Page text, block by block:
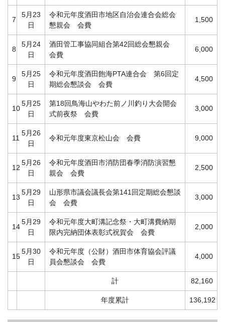
7
5月23
日
令和元年度酒田市地区自治会連合会総会
懇親会 会費
1,500
8
5月24
日
酒田管工事協同組合第42回総会懇親会
会費
6,000
9
5月25
日
令和元年度酒田飽海PTA連合会 第6回定
期総会懇談会 会費
4,500
10
5月25
日
第18回鳥海山やわた前ノ川釣り大会開会
式前夜祭 会費
3,000
11
5月26
日
令和元年度東京松山会 会費 9,000
12
5月26
日
令和元年度酒田市消防団春季消防演習懇
親会 会費
2,500
13
5月29
日
山形県市議会議長会第141回定期総会懇談
会 会費
3,000
14
5月29
日
令和元年度大町溝記念祭・大町溝費納期
限内完納団体表彰式祝賀会 会費
2,000
15
5月30
日
令和元年度（公財）酒田市体育協会評議
員会懇談会 会費
4,000
計 82,160
年度累計 136,192